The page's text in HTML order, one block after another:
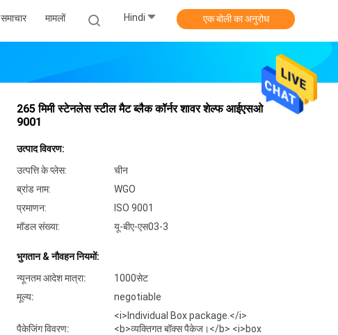
समाचार मामलों Hindi एक बोली का अनुरोध
265 मिमी स्टेनलेस स्टील मैट ब्लैक कॉर्नर शावर शेल्फ आईएसओ
9001
उत्पाद विवरण:
उत्पत्ति के प्लेस:
चीन
ब्रांड नाम:
WGO
प्रमाणन:
ISO 9001
मॉडल संख्या:
यू-बीए-एस03-3
भुगतान & नौवहन नियमों:
न्यूनतम आदेश मात्रा:
1000सेट
मूल्य:
negotiable
पैकेजिंग विवरण:
<i>Individual Box package.</i>
<b>व्यक्तिगत बॉक्स पैकेज।</b> <i>box